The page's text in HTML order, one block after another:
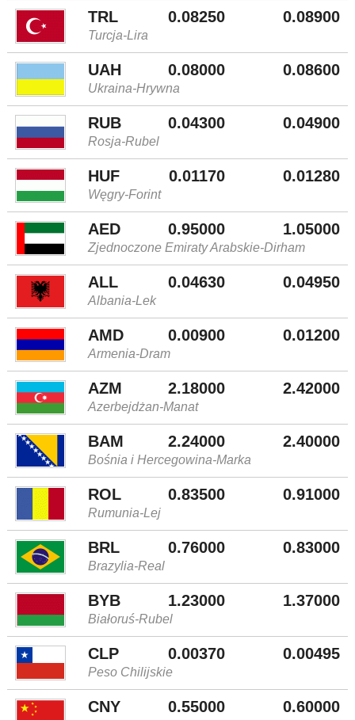
TRL 0.08250 0.08900
Turcja-Lira
UAH 0.08000 0.08600
Ukraina-Hrywna
RUB 0.04300 0.04900
Rosja-Rubel
HUF 0.01170 0.01280
Węgry-Forint
AED 0.95000 1.05000
Zjednoczone Emiraty Arabskie-Dirham
ALL 0.04630 0.04950
Albania-Lek
AMD 0.00900 0.01200
Armenia-Dram
AZM 2.18000 2.42000
Azerbejdżan-Manat
BAM 2.24000 2.40000
Bośnia i Hercegowina-Marka
ROL 0.83500 0.91000
Rumunia-Lej
BRL 0.76000 0.83000
Brazylia-Real
BYB 1.23000 1.37000
Białoruś-Rubel
CLP 0.00370 0.00495
Peso Chilijskie
CNY 0.55000 0.60000